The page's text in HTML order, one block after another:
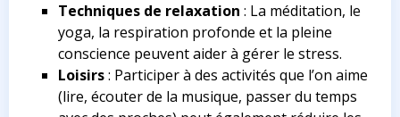
Techniques de relaxation : La méditation, le
yoga, la respiration profonde et la pleine
conscience peuvent aider à gérer le stress.
Loisirs: Participer à des activités que l’on aime
(lire, écouter de la musique, passer du temps